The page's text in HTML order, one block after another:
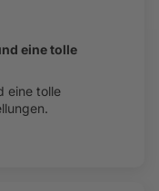
eine tolle
eine tolle